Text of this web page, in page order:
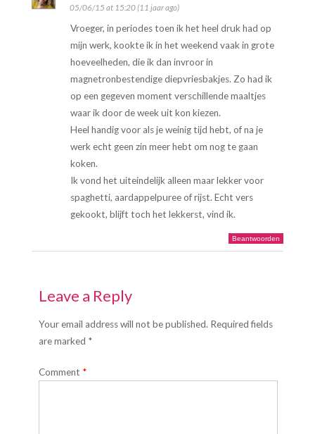
05/06/15 at 15:20 (11 jaar ago)
Vroeger, in periodes toen ik het heel druk had op
mijn werk, kookte ik in het weekend vaak in grote
hoeveelheden, die ik dan invroor in
magnetronbestendige diepvriesbakjes. Zo had ik
op een gegeven moment verschillende maaltjes
waar ik door de week uit kon kiezen.
Heel handig voor als je weinig tijd hebt, of na je
werk echt geen zin meer hebt om nog te gaan
koken.
Ik vond het uiteindelijk alleen maar lekker voor
spaghetti, aardappelpuree of rijst. Echt vers
gekookt, blijft toch het lekkerst, vind ik.
Beantwoorden
Leave a Reply
Your email address will not be published. Required fields
are marked *
Comment *